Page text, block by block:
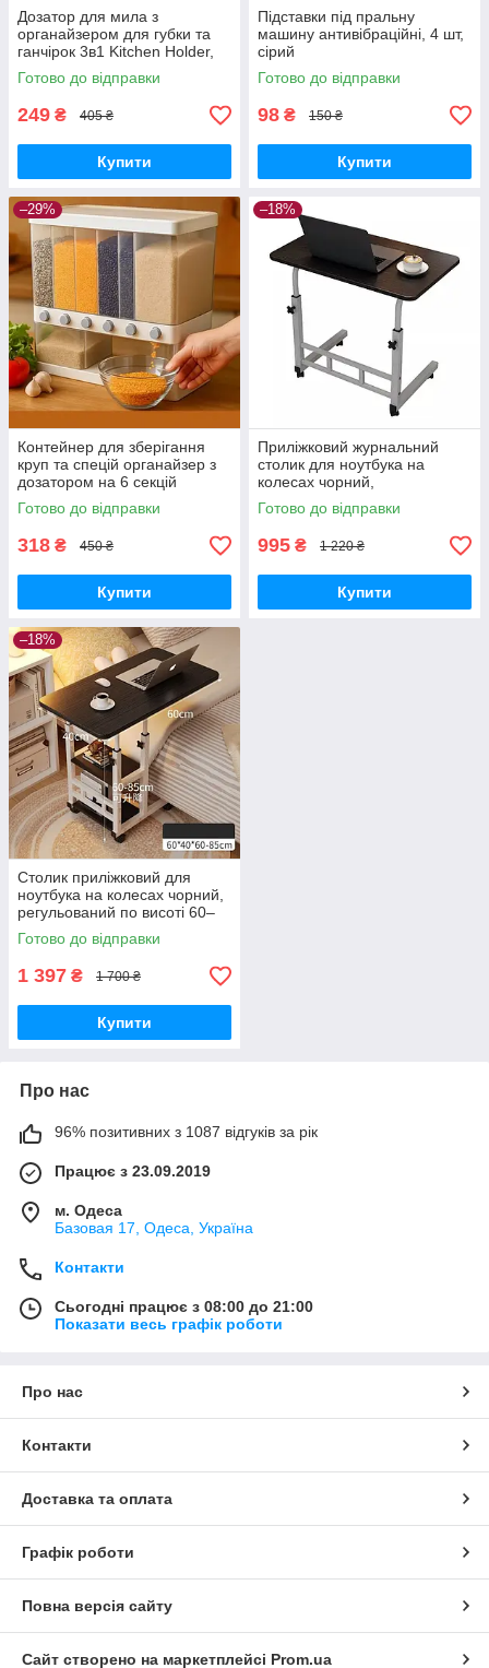
Дозатор для мила з
органайзером для губки та
ганчірок 3в1 Kitchen Holder,
сушарка для ложок і виделок
Готово до відправки
249 ₴ 405 ₴
Купити
Підставки під пральну
машину антивібраційні, 4 шт,
сірий
Готово до відправки
98 ₴ 150 ₴
Купити
–29%
Контейнер для зберігання
круп та спецій органайзер з
дозатором на 6 секцій
Готово до відправки
318 ₴ 450 ₴
Купити
–18%
Приліжковий журнальний
столик для ноутбука на
колесах чорний,
регульований 60–90 см,
80×40 см
Готово до відправки
995 ₴ 1 220 ₴
Купити
–18%
Столик приліжковий для
ноутбука на колесах чорний,
регульований по висоті 60–
85 см, 60×40 см
Готово до відправки
1 397 ₴ 1 700 ₴
Купити
Про нас
96% позитивних з 1087 відгуків за рік
Працює з 23.09.2019
м. Одеса
Базовая 17, Одеса, Україна
Контакти
Сьогодні працює з 08:00 до 21:00
Показати весь графік роботи
Про нас
Контакти
Доставка та оплата
Графік роботи
Повна версія сайту
Сайт створено на маркетплейсі Prom.ua